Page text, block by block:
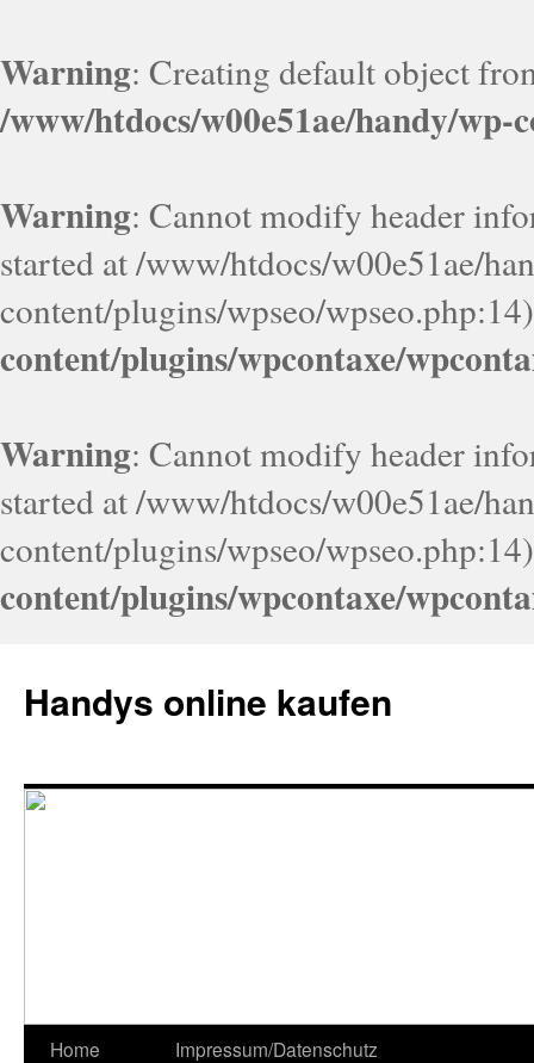
Warning: Creating default object
/www/htdocs/w00e51ae/handy/wp-
Warning: Cannot modify header
started at /www/htdocs/w00e51ae/
content/plugins/wpseo/
content/plugins/wpcontaxe/
Warning: Cannot modify header
started at /www/htdocs/w00e51ae/
content/plugins/wpseo/
content/plugins/wpcontaxe/
Handys online kaufen
Home Impressum/Datenschutz